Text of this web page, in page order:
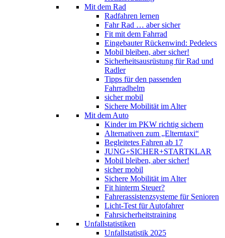
Mit dem Rad
Radfahren lernen
Fahr Rad … aber sicher
Fit mit dem Fahrrad
Eingebauter Rückenwind: Pedelecs
Mobil bleiben, aber sicher!
Sicherheitsausrüstung für Rad und
Radler
Tipps für den passenden
Fahrradhelm
sicher mobil
Sichere Mobilität im Alter
Mit dem Auto
Kinder im PKW richtig sichern
Alternativen zum „Elterntaxi“
Begleitetes Fahren ab 17
JUNG+SICHER+STARTKLAR
Mobil bleiben, aber sicher!
sicher mobil
Sichere Mobilität im Alter
Fit hinterm Steuer?
Fahrerassistenzsysteme für Senioren
Licht-Test für Autofahrer
Fahrsicherheitstraining
Unfallstatistiken
Unfallstatistik 2025